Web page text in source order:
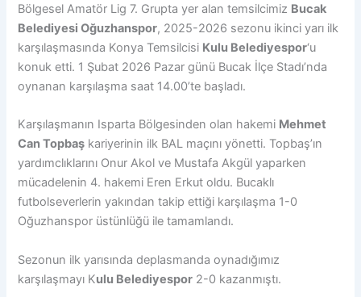
Bölgesel Amatör Lig 7. Grupta yer alan temsilcimiz Bucak
Belediyesi Oğuzhanspor, 2025-2026 sezonu ikinci yarı ilk
karşılaşmasında Konya Temsilcisi Kulu Belediyespor‘u
konuk etti. 1 Şubat 2026 Pazar günü Bucak İlçe Stadı’nda
oynanan karşılaşma saat 14.00’te başladı.
Karşılaşmanın Isparta Bölgesinden olan hakemi Mehmet
Can Topbaş kariyerinin ilk BAL maçını yönetti. Topbaş’ın
yardımclıklarını Onur Akol ve Mustafa Akgül yaparken
mücadelenin 4. hakemi Eren Erkut oldu. Bucaklı
futbolseverlerin yakından takip ettiği karşılaşma 1-0
Oğuzhanspor üstünlüğü ile tamamlandı.
Sezonun ilk yarısında deplasmanda oynadığımız
karşılaşmayı Kulu Belediyespor 2-0 kazanmıştı.